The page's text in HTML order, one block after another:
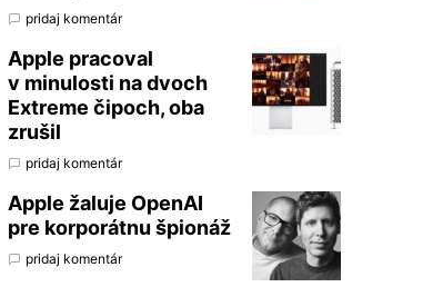
pridaj komentár
Apple pracoval
v minulosti na dvoch
Extreme čipoch, oba
zrušil
pridaj komentár
Apple žaluje OpenAI
pre korporátnu špionáž
pridaj komentár